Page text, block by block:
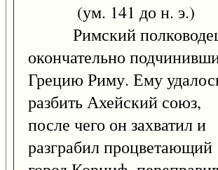
(ум. 141 до н. э.)
Римский
окончательно
Грецию Риму. Ему
разбить Ахейский союз,
после чего он захватил и
разграбил процветающий